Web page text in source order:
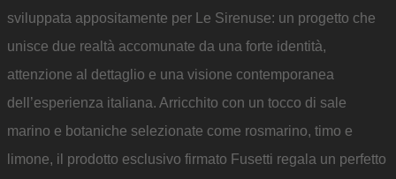
sviluppata appositamente per Le Sirenuse: un progetto che
unisce due realtà accomunate da una forte identità,
attenzione al dettaglio e una visione contemporanea
dell’esperienza italiana. Arricchito con un tocco di sale
marino e botaniche selezionate come rosmarino, timo e
limone, il prodotto esclusivo firmato Fusetti regala un perfetto